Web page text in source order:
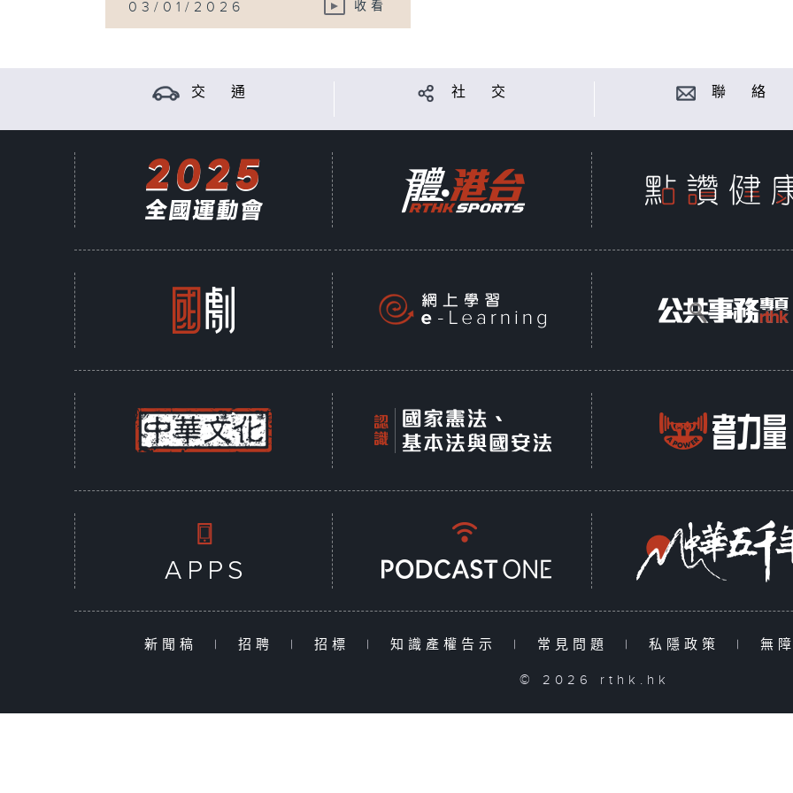
03/01/2026 收看
交 通 社 交 聯 絡
新聞稿 | 招聘 | 招標 | 知識產權告示 | 常見問題 | 私隱政策 | 無
© 2026 rthk.hk